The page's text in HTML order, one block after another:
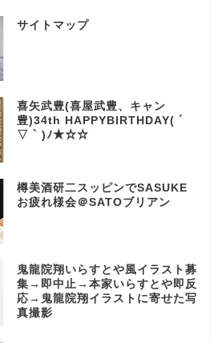
サイトマップ
喜矢武豊(喜屋武豊、キャン
豊)34th HAPPYBIRTHDAY( ´
▽ ` )ﾉ★☆☆
樽美酒研二スッピンでSASUKE
お疲れ様会＠SATOブリアン
鬼龍院翔いらすとや風イラスト募
集→即中止→本家いらすとや即反
応→鬼龍院翔イラストに寄せた写
真撮影